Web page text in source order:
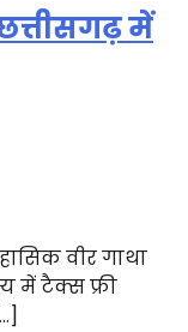
में
वीर गाथा
में टैक्स फ्री